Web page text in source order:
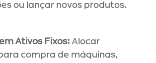
ou lançar novos produtos.
Ativos Fixos: Alocar
compra de máquinas,